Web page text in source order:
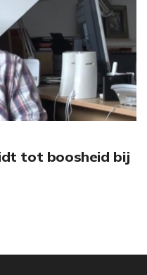
tot boosheid bij